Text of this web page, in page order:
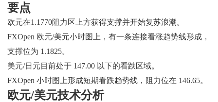
要点
欧元在1.1770阻力区上方获得支撑并开始复苏浪潮。
FXOpen 欧元/美元小时图上，有一条连接看涨趋势线形成，
支撑位为 1.1825。
美元/日元目前处于 147.00 以下的看跌区域。
FXOpen 小时图上形成短期看跌趋势线，阻力位在 146.65。
欧元/美元技术分析